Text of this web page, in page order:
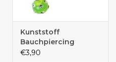
Kunststoff
Bauchpiercing
€3,90